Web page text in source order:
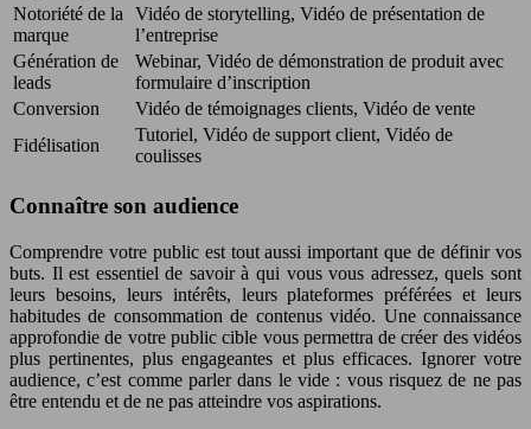
Notoriété de la
marque
Vidéo de storytelling, Vidéo de présentation de
l’entreprise
Génération de
leads
Webinar, Vidéo de démonstration de produit avec
formulaire d’inscription
Conversion
Vidéo de témoignages clients, Vidéo de vente
Fidélisation
Tutoriel, Vidéo de support client, Vidéo de
coulisses
Connaître son audience
Comprendre votre public est tout aussi important que de définir vos
buts. Il est essentiel de savoir à qui vous vous adressez, quels sont
leurs besoins, leurs intérêts, leurs plateformes préférées et leurs
habitudes de consommation de contenus vidéo. Une connaissance
approfondie de votre public cible vous permettra de créer des vidéos
plus pertinentes, plus engageantes et plus efficaces. Ignorer votre
audience, c’est comme parler dans le vide : vous risquez de ne pas
être entendu et de ne pas atteindre vos aspirations.